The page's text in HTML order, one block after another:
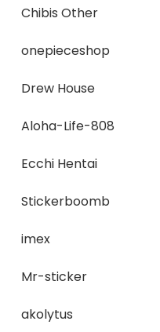
Chibis Other
onepieceshop
Drew House
Aloha-Life-808
Ecchi Hentai
Stickerboomb
imex
Mr-sticker
akolytus